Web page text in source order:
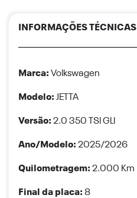
INFORMAÇÕES TÉCNICAS
Marca:Volkswagen
Modelo:JETTA
Versão:2.0 350 TSI GLI
Ano/Modelo:2025/2026
Quilometragem:2.000 Km
Final da placa:8